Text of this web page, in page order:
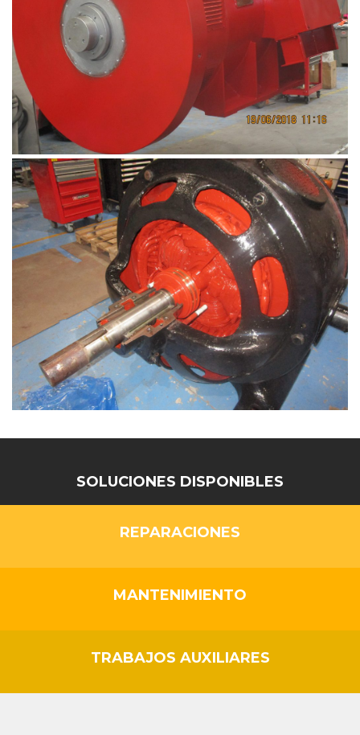
SOLUCIONES DISPONIBLES
REPARACIONES
MANTENIMIENTO
TRABAJOS AUXILIARES